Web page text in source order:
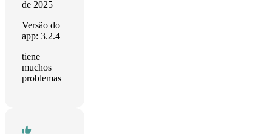
de 2025
Versão do
app: 3.2.4
tiene
muchos
problemas